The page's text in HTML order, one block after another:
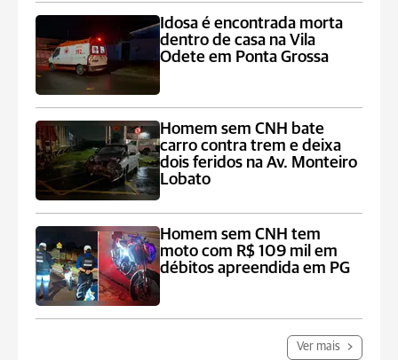
Idosa é encontrada morta
dentro de casa na Vila
Odete em Ponta Grossa
Homem sem CNH bate
carro contra trem e deixa
dois feridos na Av. Monteiro
Lobato
Homem sem CNH tem
moto com R$ 109 mil em
débitos apreendida em PG
Ver mais